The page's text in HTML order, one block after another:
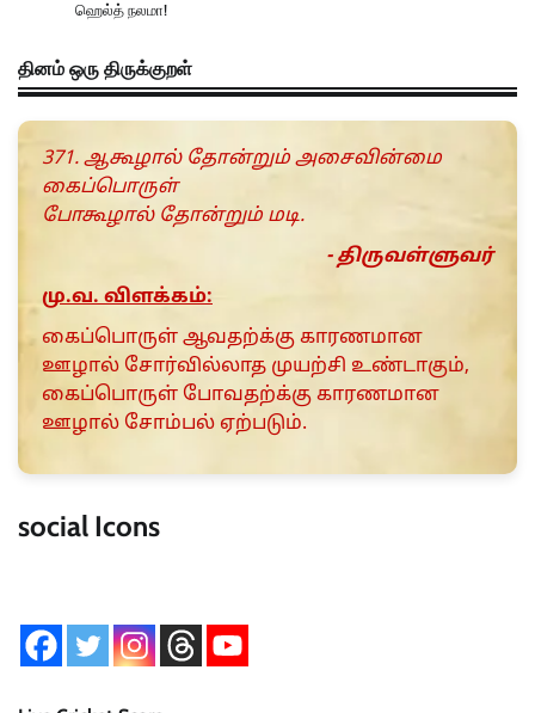
ஹெல்த் நலமா!
தினம் ஒரு திருக்குறள்
371. ஆகூழால் தோன்றும் அசைவின்மை
கைப்பொருள்
போகூழால் தோன்றும் மடி.
- திருவள்ளுவர்
மு.வ. விளக்கம்:
கைப்பொருள் ஆவதற்க்கு காரணமான
ஊழால் சோர்வில்லாத முயற்சி உண்டாகும்,
கைப்பொருள் போவதற்க்கு காரணமான
ஊழால் சோம்பல் ஏற்படும்.
social Icons